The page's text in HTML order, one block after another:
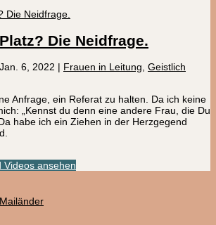
Die Neidfrage.
Jan. 6, 2022 | Frauen in Leitung Geistlich
Anfrage, ein Referat zu halten. Da ich keine
„Kennst du denn eine andere Frau, die Du
habe ich ein Ziehen in der Herzgegend
Videos ansehen